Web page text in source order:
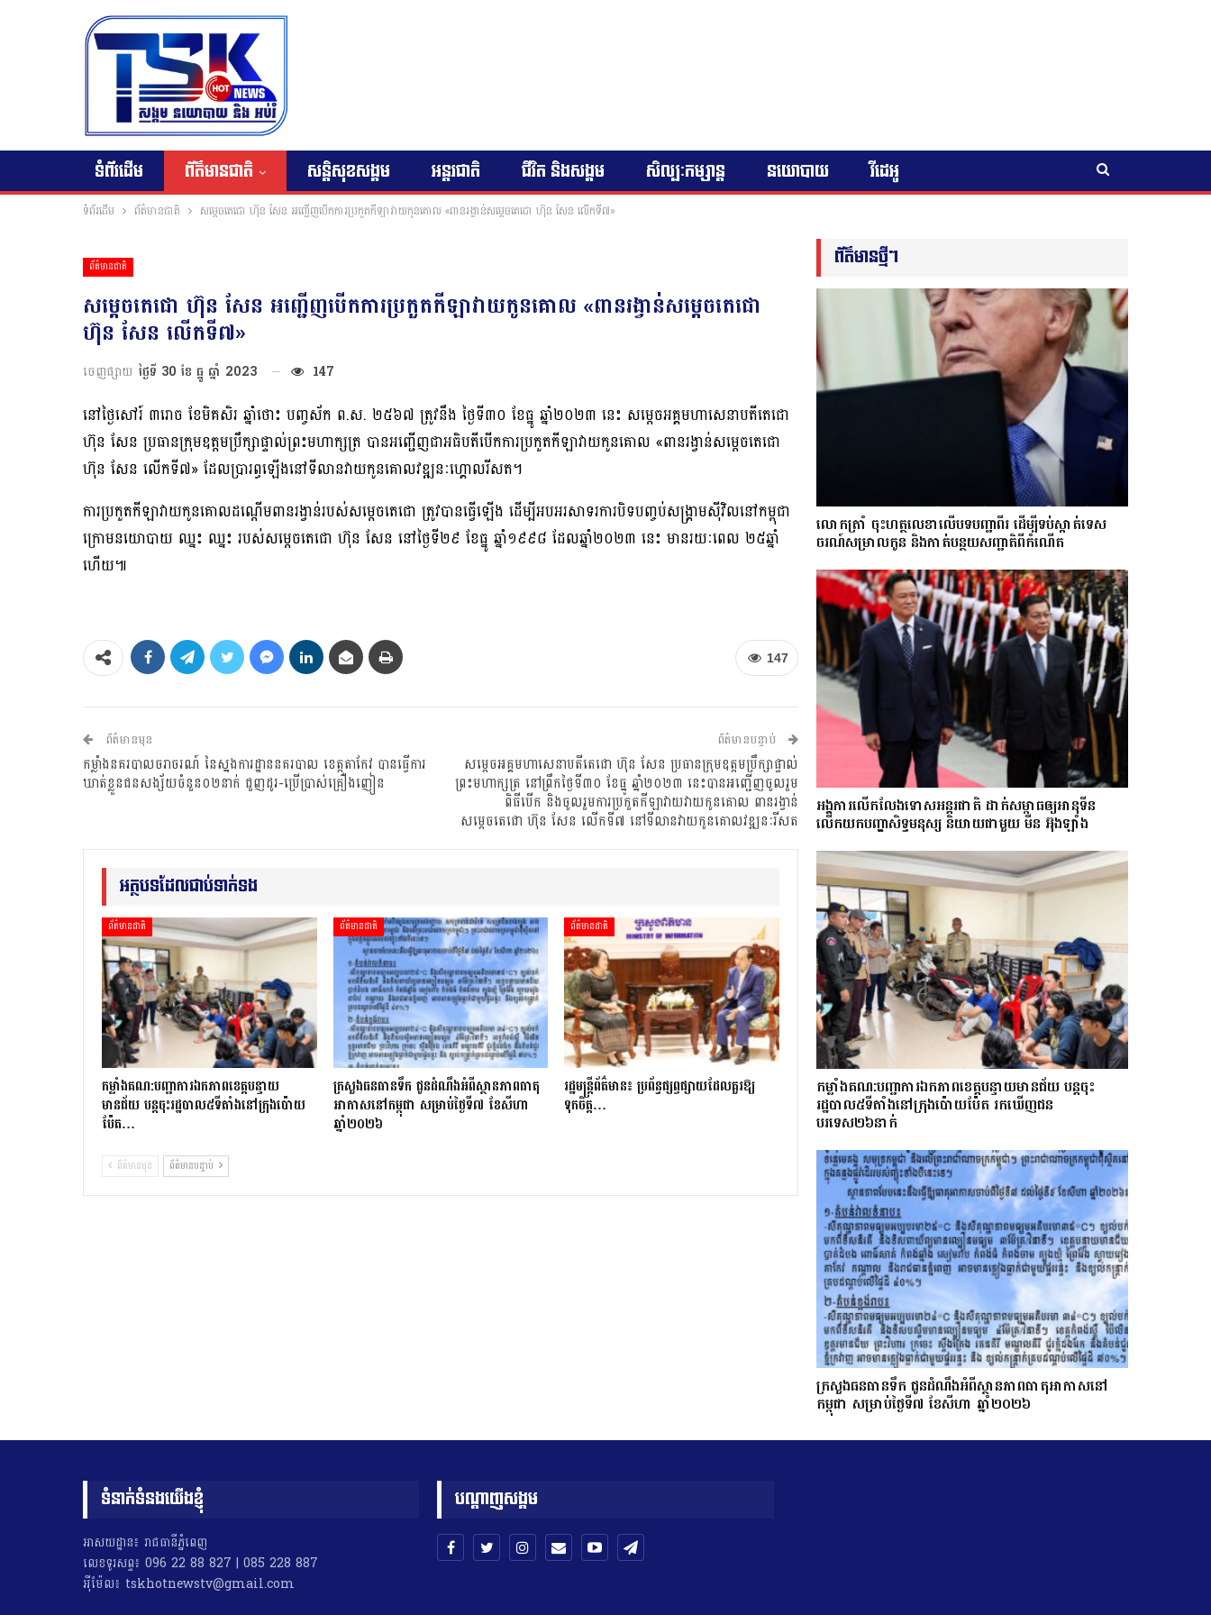
ទំព័រដើម ព័ត៌មានជាតិ សន្តិសុខសង្គម អន្តរជាតិ ជីវិត និងសង្គម សិល្បៈកម្សាន្ត នយោបាយ វីដេអូ
ទំព័រដើម ព័ត៌មានជាតិ សម្តេចតេជោ ហ៊ុន សែន អញ្ជើញបើកការប្រកួតកីឡាវាយកូនគោល «ពានរង្វាន់សម្តេចតេជោ ហ៊ុន សែន លើកទី៧»
ព័ត៌មានជាតិ
សម្តេចតេជោ ហ៊ុន សែន អញ្ជើញបើកការប្រកួតកីឡាវាយកូនគោល «ពានរង្វាន់សម្តេចតេជោ
ហ៊ុន សែន លើកទី៧»
ចេញផ្សាយ ថ្ងៃទី 30 ខែ ធ្នូ ឆ្នាំ 2023 147
នៅថ្ងៃសៅរ៍ ៣រោច ខែមិគសិរ ឆ្នាំថោះ បញ្ចស័ក ព.ស. ២៥៦៧ ត្រូវនឹង ថ្ងៃទី៣០ ខែធ្នូ ឆ្នាំ២០២៣ នេះ សម្តេចអគ្គមហាសេនាបតីតេជោ
ហ៊ុន សែន ប្រធានក្រុមឧត្តមប្រឹក្សាផ្ទាល់ព្រះមហាក្សត្រ បានអញ្ជើញជាអធិបតីបើកការប្រកួតកីឡាវាយកូនគោល «ពានរង្វាន់សម្តេចតេជោ
ហ៊ុន សែន លើកទី៧» ដែលប្រារព្ធឡើងនៅទីលានវាយកូនគោលវឌ្ឍនៈហ្គោលរីសត។
ការប្រកួតកីឡាវាយកូនគោលដណ្តើមពានរង្វាន់របស់សម្តេចតេជោ ត្រូវបានធ្វើឡើង ដើម្បីអបអរសាទរការបិទបញ្ចប់សង្គ្រាមស៊ីវិលនៅកម្ពុជា
ក្រោមនយោបាយ ឈ្នះ ឈ្នះ របស់សម្តេចតេជោ ហ៊ុន សែន នៅថ្ងៃទី២៩ ខែធ្នូ ឆ្នាំ១៩៩៨ ដែលឆ្នាំ២០២៣ នេះ មានរយៈពេល ២៥ឆ្នាំ
ហើយ៕
147
ព័ត៌មានមុន
កម្លាំងនគរបាលចរាចរណ៍ នៃស្នងការដ្ឋាននគរបាល ខេត្តតាកែវ បានធ្វើការ
ឃាត់ខ្លួនជនសង្ស័យចំនួន០២នាក់ ជួញដូរ-ប្រើប្រាស់គ្រឿងញៀន
ព័ត៌មានបន្ទាប់
សម្តេចអគ្គមហាសេនាបតីតេជោ ហ៊ុន សែន ប្រធានក្រុមឧត្តមប្រឹក្សាផ្ទាល់
ព្រះមហាក្សត្រ នៅព្រឹកថ្ងៃទី៣០ ខែធ្នូ ឆ្នាំ២០២៣ នេះបានអញ្ជើញចូលរួម
ពិធីបើក និងចូលរួមការប្រកួតកីឡាវាយវាយកូនគោល ពានរង្វាន់
សម្ដេចតេជោ ហ៊ុន សែន លើកទី៧ នៅទីលានវាយកូនគោលវឌ្ឍនៈរីសត
អត្ថបទដែលជាប់ទាក់ទង
ព័ត៌មានជាតិ
កម្លាំងគណ:បញ្ជាការឯកភាពខេត្តបន្ទាយ
មានជ័យ បន្តចុះរដ្ឋបាល៥ទីតាំងនៅក្រុងប៉ោយ
ប៉ែត…
ព័ត៌មានជាតិ
ក្រសួងធនធានទឹក ជូនដំណឹងអំពីស្ថានភាពធាតុ
អាកាសនៅកម្ពុជា សម្រាប់ថ្ងៃទី៧ ខែសីហា
ឆ្នាំ២០២៦
ព័ត៌មានជាតិ
រដ្ឋមន្ត្រីព័ត៌មាន៖ ប្រព័ន្ធផ្សព្វផ្សាយដែលគួរឱ្យ
ទុកចិត្ត…
ព័ត៌មានមុន ព័ត៌មានបន្ទាប់
ព័ត៌មានថ្មីៗ
លោក​ត្រាំ ចុះហត្ថលេខាលើបទបញ្ជាពីរ ដើម្បីទប់ស្កាត់ទេស​
ចរណ៍សម្រាលកូន និងកាត់បន្ថយសញ្ជាតិពីកំណើត
អង្គការលើកលែងទោសអន្តរជាតិ ដាក់សម្ពាធឲ្យអានុទីន
លើកយកបញ្ហាសិទ្ធមនុស្ស និយាយជាមួយ មីន អ៊ុងឡាំង
កម្លាំងគណ:បញ្ជាការឯកភាពខេត្តបន្ទាយមានជ័យ បន្តចុះ
រដ្ឋបាល៥ទីតាំងនៅក្រុងប៉ោយប៉ែត រកឃើញជន
បរទេស២៦នាក់
ក្រសួងធនធានទឹក ជូនដំណឹងអំពីស្ថានភាពធាតុអាកាសនៅ
កម្ពុជា សម្រាប់ថ្ងៃទី៧ ខែសីហា ឆ្នាំ២០២៦
ទំនាក់ទំនងយើងខ្ញុំ
អាសយដ្ឋាន៖ រាជធានីភ្នំពេញ
លេខទូរសព្ទ៖ 096 22 88 827 | 085 228 887
អុីម៉ែល៖ tskhotnewstv@gmail.com
បណ្តាញសង្គម